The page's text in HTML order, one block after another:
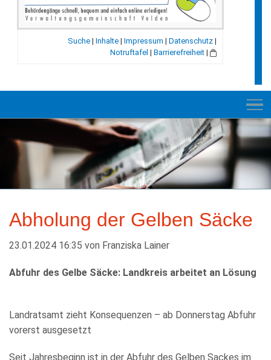
Suche | Inhalte | Impressum | Datenschutz |
Notruftafel | Barrierefreiheit |
RATHAUS
E-VERWALTUNG
INFORMATION
BILDUNG + SOZIALES
WIRTSCHAFT
Abholung der Gelben Säcke
23.01.2024 16:35 von Franziska Lainer
Abfuhr des Gelbe Säcke: Landkreis arbeitet an Lösung
Landratsamt zieht Konsequenzen – ab Donnerstag Abfuhr
vorerst ausgesetzt
Seit Jahresbeginn ist in der Abfuhr des Gelben Sackes im